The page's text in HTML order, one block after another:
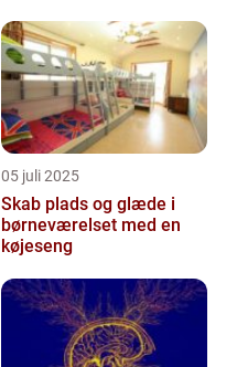
05 juli 2025
Skab plads og glæde i
børneværelset med en
køjeseng